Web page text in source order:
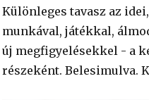
Különleges tavasz az
munkával, játékkal,
új megfigyelésekkel - a
részeként. Belesimulva.